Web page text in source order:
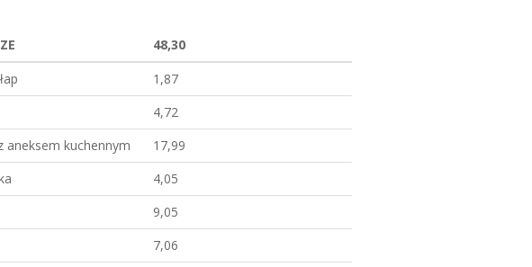
48,30
1,87
4,72
aneksem kuchennym
17,99
4,05
9,05
7,06